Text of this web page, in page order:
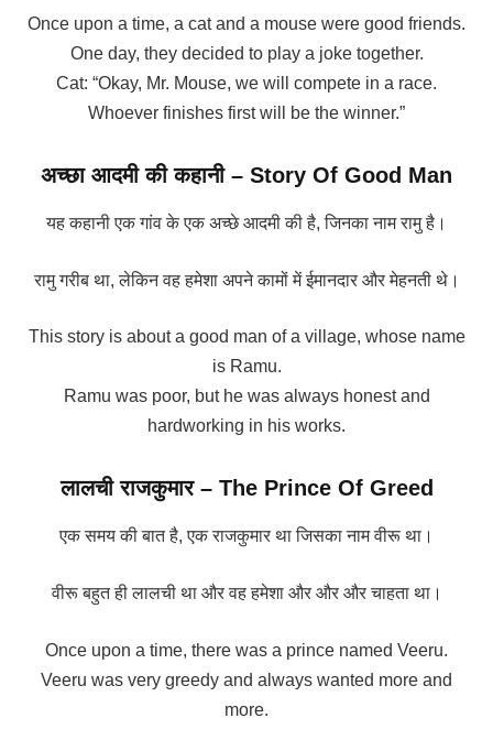
Once upon a time, a cat and a mouse were good friends.
One day, they decided to play a joke together.
Cat: “Okay, Mr. Mouse, we will compete in a race.
Whoever finishes first will be the winner.”
अच्छा आदमी की कहानी – Story Of Good Man
यह कहानी एक गांव के एक अच्छे आदमी की है, जिनका नाम रामु है।
रामु गरीब था, लेकिन वह हमेशा अपने कामों में ईमानदार और मेहनती थे।
This story is about a good man of a village, whose name
is Ramu.
Ramu was poor, but he was always honest and
hardworking in his works.
लालची राजकुमार – The Prince Of Greed
एक समय की बात है, एक राजकुमार था जिसका नाम वीरू था।
वीरू बहुत ही लालची था और वह हमेशा और और और चाहता था।
Once upon a time, there was a prince named Veeru.
Veeru was very greedy and always wanted more and
more.